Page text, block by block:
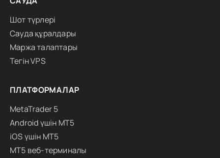
Шот түрлері
Сауда құралдары
Маржа талаптары
Тегін VPS
ПЛАТФОРМАЛАР
MetaTrader 5
Android үшін MT5
iOS үшін MT5
MT5 веб-терминалы